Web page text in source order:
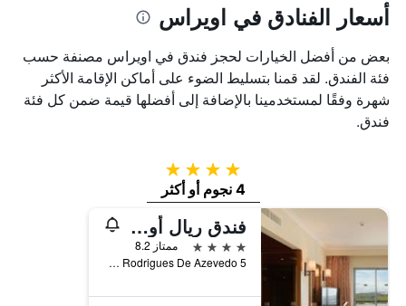
أسعار الفنادق في اويراس
بعض من أفضل الخيارات لحجز فندق في اويراس مصنفة حسب
فئة الفندق. لقد قمنا بتسليط الضوء على أماكن الإقامة الأكثر
شهرة وفقًا لمستخدمينا بالإضافة إلى أفضلها قيمة ضمن كل فئة
فندق.
4 نجوم
4 نجوم أو أكثر
فندق ريال أويراس
4 نجوم
ممتاز 8.2
Rua Alvaro Rodrigues De Azevedo 5, اويراس, محافظة لشبونة, البرتغال